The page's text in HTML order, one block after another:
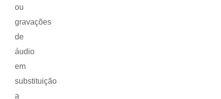
ou
gravações
de
áudio
em
substituição
a